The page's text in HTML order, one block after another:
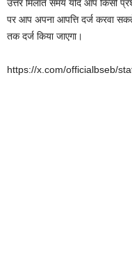
उत्तर मिलाते समय यदि आप किसी
पर आप अपना आपत्ति दर्ज करवा
तक दर्ज किया जाएगा।
https://x.com/officialbseb/